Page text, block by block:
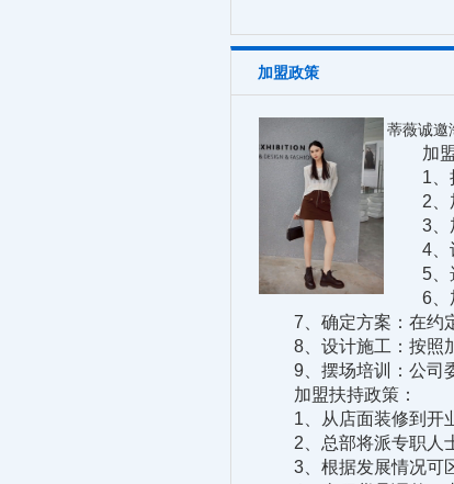
加盟政策
蒂薇诚邀
加盟
1、接
2、加
3、加
4、认
5、选
6、加
7、确定方案：在约定
8、设计施工：按照加
9、摆场培训：公司委
加盟扶持政策：
1、从店面装修到开业
2、总部将派专职人士
3、根据发展情况可区